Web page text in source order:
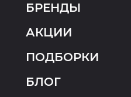
БРЕНДЫ
АКЦИИ
ПОДБОРКИ
БЛОГ